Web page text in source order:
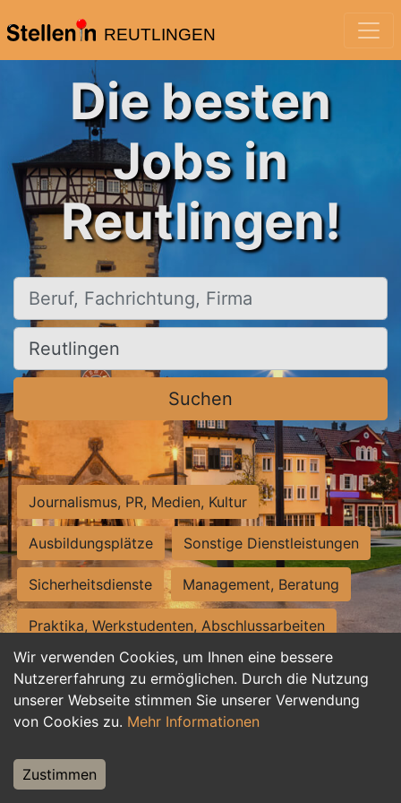
REUTLINGEN
Wir verwenden Cookies, um Ihnen eine bessere
Nutzererfahrung zu ermöglichen. Durch die Nutzung
unserer Webseite stimmen Sie unserer Verwendung
von Cookies zu. Mehr Informationen
Zustimmen
Die besten
Jobs in
Reutlingen!
Beruf, Fachrichtung, Firma
Ort, Stadt
Suchen
Journalismus, PR, Medien, Kultur
Ausbildungsplätze Sonstige Dienstleistungen
Sicherheitsdienste Management, Beratung
Praktika, Werkstudenten, Abschlussarbeiten
Personalwesen Assistenz, Sekretariat
Hilfskräfte, Aushilfs- und Nebenjobs
Weiterbildung, Studium, duale Ausbildung